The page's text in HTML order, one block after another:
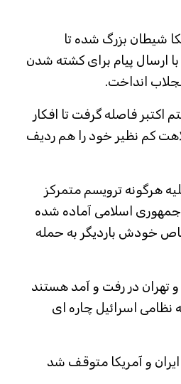
شیطان بزرگ شده تا
ارسال پیام برای کشته شدن
انداخت.
فاصله گرفت تا افکار
کم نظیر خود را هم ردیف
هرگونه ترویسم متمرکز
اسلامی آماده شده
خاص خودش باردیگر به حمله
تهران در رفت و آمد هستند
نظامی اسرائیل چاره ای
و آمریکا متوقف شد